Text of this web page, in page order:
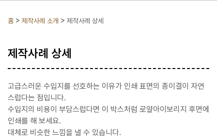
홈 제작사례 소개 제작사례 상세
제작사례 상세
고급스러운 수입지를 선호하는 이유가 인쇄 표면의 종이결이 자연
스럽다는 점입니다.
수입지의 비용이 부담스럽다면 이 박스처럼 로얄아이보리지 후면에
인쇄를 해 보세요.
대체로 비슷한 느낌을 낼 수 있습니다.